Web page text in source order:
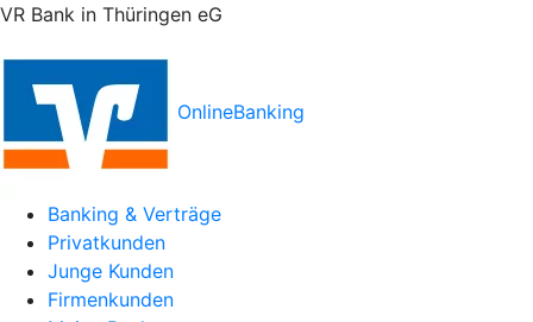
VR Bank in Thüringen eG
OnlineBanking
Banking & Verträge
Privatkunden
Junge Kunden
Firmenkunden